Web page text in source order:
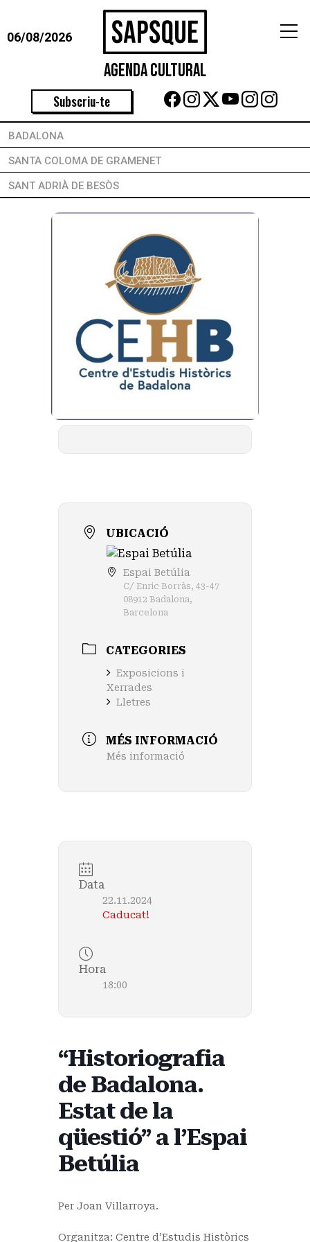
06/08/2026
Agenda Cultural
Subscriu-te
BADALONA
SANTA COLOMA DE GRAMENET
SANT ADRIÀ DE BESÒS
UBICACIÓ
Espai Betúlia
C/ Enric Borràs, 43-47
08912 Badalona,
Barcelona
CATEGORIES
Exposicions i
Xerrades
Lletres
MÉS INFORMACIÓ
Més informació
Data
22.11.2024
Caducat!
Hora
18:00
“Historiografia
de Badalona.
Estat de la
qüestió” a l’Espai
Betúlia
Per Joan Villarroya.
Organitza: Centre d’Estudis Històrics